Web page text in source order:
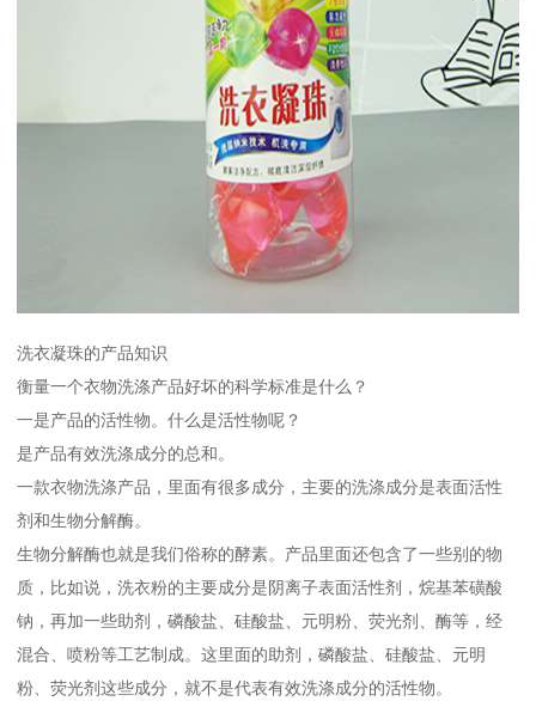
洗衣凝珠的产品知识
衡量一个衣物洗涤产品好坏的科学标准是什么？
一是产品的活性物。什么是活性物呢？
是产品有效洗涤成分的总和。
一款衣物洗涤产品，里面有很多成分，主要的洗涤成分是表面活性
剂和生物分解酶。
生物分解酶也就是我们俗称的酵素。产品里面还包含了一些别的物
质，比如说，洗衣粉的主要成分是阴离子表面活性剂，烷基苯磺酸
钠，再加一些助剂，磷酸盐、硅酸盐、元明粉、荧光剂、酶等，经
混合、喷粉等工艺制成。这里面的助剂，磷酸盐、硅酸盐、元明
粉、荧光剂这些成分，就不是代表有效洗涤成分的活性物。